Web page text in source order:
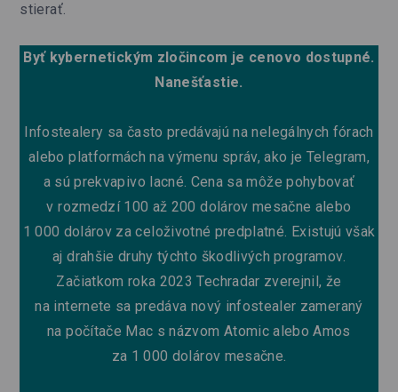
stierať.
Byť kybernetickým zločincom je cenovo dostupné.
Nanešťastie.
Infostealery sa často predávajú na nelegálnych fórach
alebo platformách na výmenu správ, ako je Telegram,
a sú prekvapivo lacné. Cena sa môže pohybovať
v rozmedzí 100 až 200 dolárov mesačne alebo
1 000 dolárov za celoživotné predplatné. Existujú však
aj drahšie druhy týchto škodlivých programov.
Začiatkom roka 2023Techradar zverejnil, že
na internete sa predáva nový infostealer zameraný
na počítače Mac s názvom Atomic alebo Amos
za 1 000 dolárov mesačne.